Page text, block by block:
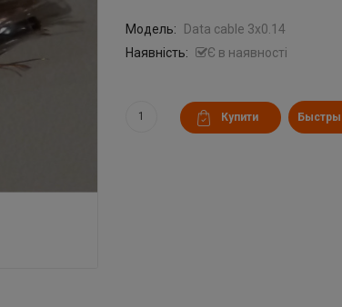
Модель:
Data cable 3x0.14
Наявність:
Є в наявності